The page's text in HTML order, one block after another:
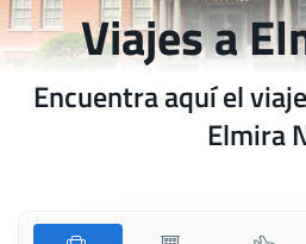
Viajes a
Encuentra aquí el
Elmira